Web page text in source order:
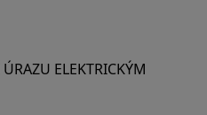
ELEKTRICKÝM